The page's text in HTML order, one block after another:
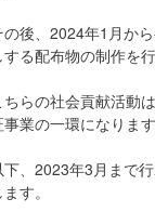
の後、2024年1月か
する配布物の制作を
ちらの社会貢献活動
業の一環になります
下、2023年3月まで
ます。